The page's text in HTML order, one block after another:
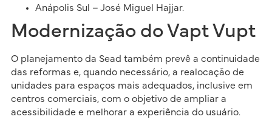
Anápolis Sul – José Miguel Hajjar.
Modernização do Vapt Vupt
O planejamento da Sead também prevê a continuidade
das reformas e, quando necessário, a realocação de
unidades para espaços mais adequados, inclusive em
centros comerciais, com o objetivo de ampliar a
acessibilidade e melhorar a experiência do usuário.